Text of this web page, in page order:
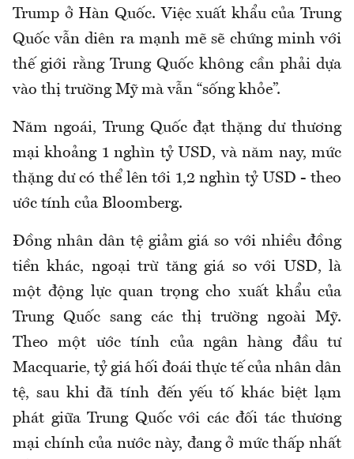
Trump ở Hàn Quốc. Việc xuất khẩu của Trung
Quốc vẫn diên ra mạnh mẽ sẽ chứng minh với
thế giới rằng Trung Quốc không cần phải dựa
vào thị trường Mỹ mà vẫn “sống khỏe”.
Năm ngoái, Trung Quốc đạt thặng dư thương
mại khoảng 1 nghìn tỷ USD, và năm nay, mức
thặng dư có thể lên tới 1,2 nghìn tỷ USD - theo
ước tính của Bloomberg.
Đồng nhân dân tệ giảm giá so với nhiều đồng
tiền khác, ngoại trừ tăng giá so với USD, là
một động lực quan trọng cho xuất khẩu của
Trung Quốc sang các thị trường ngoài Mỹ.
Theo một ước tính của ngân hàng đầu tư
Macquarie, tỷ giá hối đoái thực tế của nhân dân
tệ, sau khi đã tính đến yếu tố khác biệt lạm
phát giữa Trung Quốc với các đối tác thương
mại chính của nước này, đang ở mức thấp nhất